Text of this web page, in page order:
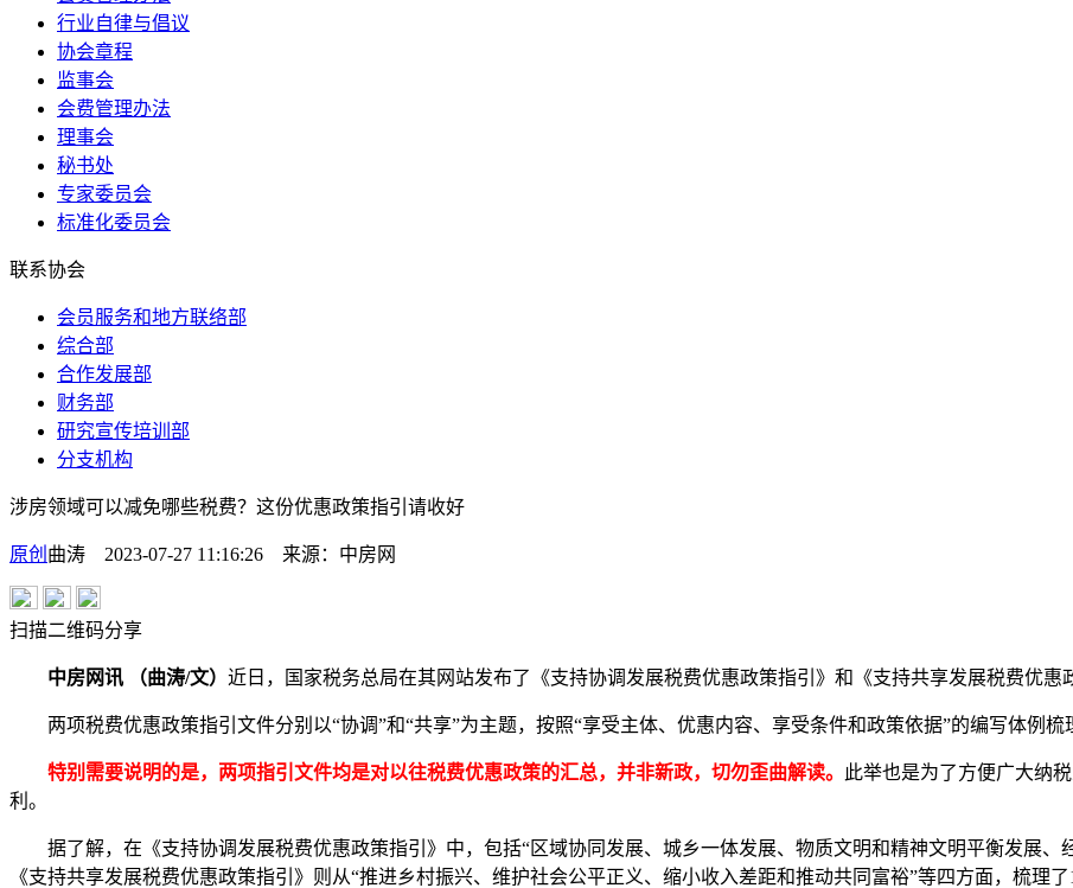
行业自律与倡议
协会章程
监事会
会费管理办法
理事会
秘书处
专家委员会
标准化委员会
联系协会
会员服务和地方联络部
综合部
合作发展部
财务部
研究宣传培训部
分支机构
涉房领域可以减免哪些税费？这份优惠政策指引请收好
原创 曲涛 2023-07-27 11:16:26 来源： 中房网
扫描二维码分享
中房网讯 （曲涛/文） 近日，国家税务总局在其网站发布了《支持协调发展税费优惠政策指引》和《支持共享发展税费优惠
两项税费优惠政策指引文件分别以“协调”和“共享”为主题，按照“享受主体、优惠内容、享受条件和政策依据”的编写体例梳
特别需要说明的是，两项指引文件均是对以往税费优惠政策的汇总，并非新政，切勿歪曲解读。
此举也是为了方便广大纳
利。
据了解，在《支持协调发展税费优惠政策指引》中，包括“区域协同发展、城乡一体发展、物质文明和精神文明平衡发展、
《支持共享发展税费优惠政策指引》则从“推进乡村振兴、维护社会公平正义、缩小收入差距和推动共同富裕”等四方面，梳理了